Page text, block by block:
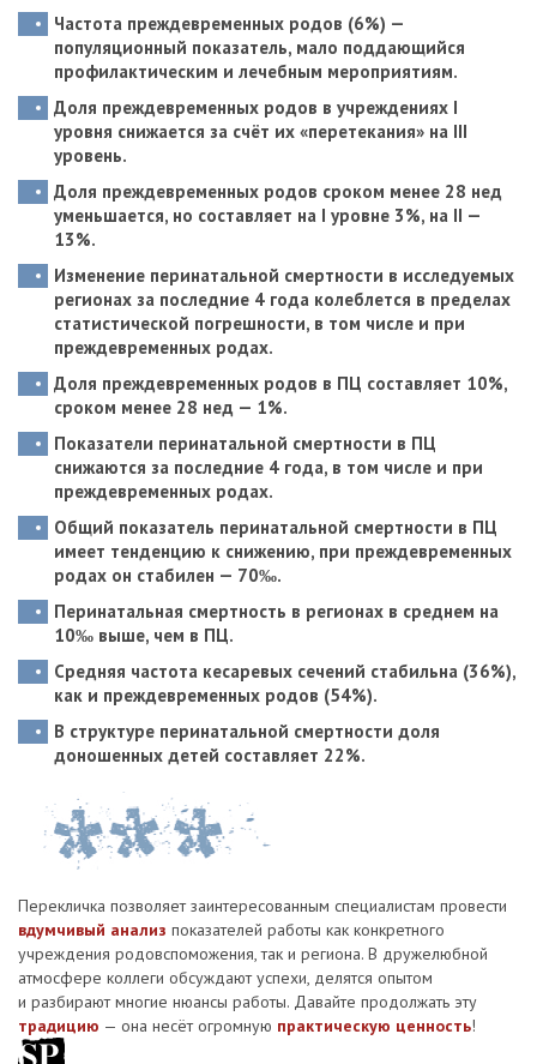
Частота преждевременных родов (6%) —
популяционный показатель, мало поддающийся
профилактическим и лечебным мероприятиям.
Доля преждевременных родов в учреждениях I
уровня снижается за счёт их «перетекания» на III
уровень.
Доля преждевременных родов сроком менее 28 нед
уменьшается, но составляет на I уровне 3%, на II —
13%.
Изменение перинатальной смертности в исследуемых
регионах за последние 4 года колеблется в пределах
статистической погрешности, в том числе и при
преждевременных родах.
Доля преждевременных родов в ПЦ составляет 10%,
сроком менее 28 нед — 1%.
Показатели перинатальной смертности в ПЦ
снижаются за последние 4 года, в том числе и при
преждевременных родах.
Общий показатель перинатальной смертности в ПЦ
имеет тенденцию к снижению, при преждевременных
родах он стабилен — 70‰.
Перинатальная смертность в регионах в среднем на
10‰ выше, чем в ПЦ.
Средняя частота кесаревых сечений стабильна (36%),
как и преждевременных родов (54%).
В структуре перинатальной смертности доля
доношенных детей составляет 22%.
Перекличка позволяет заинтересованным специалистам провести
вдумчивый анализ показателей работы как конкретного
учреждения родовспоможения, так и региона. В дружелюбной
атмосфере коллеги обсуждают успехи, делятся опытом
и разбирают многие нюансы работы. Давайте продолжать эту
традицию — она несёт огромную практическую ценность!